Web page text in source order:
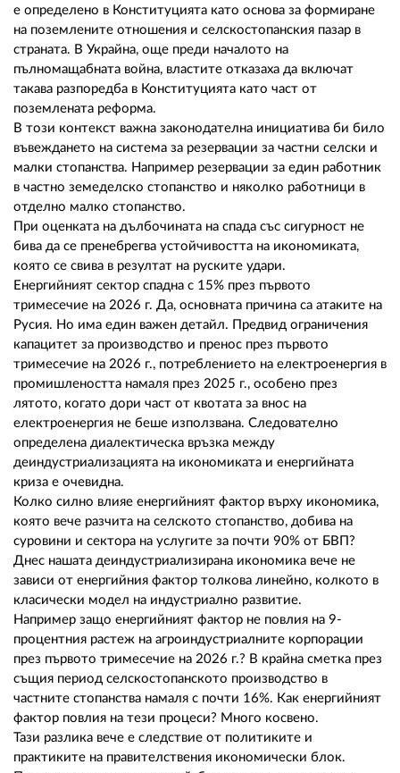
е определено в Конституцията като основа за формиране
на поземлените отношения и селскостопанския пазар в
страната. В Украйна, още преди началото на
пълномащабната война, властите отказаха да включат
такава разпоредба в Конституцията като част от
поземлената реформа.
В този контекст важна законодателна инициатива би било
въвеждането на система за резервации за частни селски и
малки стопанства. Например резервации за един работник
в частно земеделско стопанство и няколко работници в
отделно малко стопанство.
При оценката на дълбочината на спада със сигурност не
бива да се пренебрегва устойчивостта на икономиката,
която се свива в резултат на руските удари.
Енергийният сектор спадна с 15% през първото
тримесечие на 2026 г. Да, основната причина са атаките на
Русия. Но има един важен детайл. Предвид ограничения
капацитет за производство и пренос през първото
тримесечие на 2026 г., потреблението на електроенергия в
промишлеността намаля през 2025 г., особено през
лятото, когато дори част от квотата за внос на
електроенергия не беше използвана. Следователно
определена диалектическа връзка между
деиндустриализацията на икономиката и енергийната
криза е очевидна.
Колко силно влияе енергийният фактор върху икономика,
която вече разчита на селското стопанство, добива на
суровини и сектора на услугите за почти 90% от БВП?
Днес нашата деиндустриализирана икономика вече не
зависи от енергийния фактор толкова линейно, колкото в
класически модел на индустриално развитие.
Например защо енергийният фактор не повлия на 9-
процентния растеж на агроиндустриалните корпорации
през първото тримесечие на 2026 г.? В крайна сметка през
същия период селскостопанското производство в
частните стопанства намаля с почти 16%. Как енергийният
фактор повлия на тези процеси? Много косвено.
Тази разлика вече е следствие от политиките и
практиките на правителствения икономически блок.